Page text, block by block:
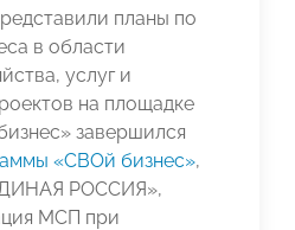
планы по
в области
услуг и
на площадке
завершился
«СВОй бизнес»,
РОССИЯ»,
МСП при